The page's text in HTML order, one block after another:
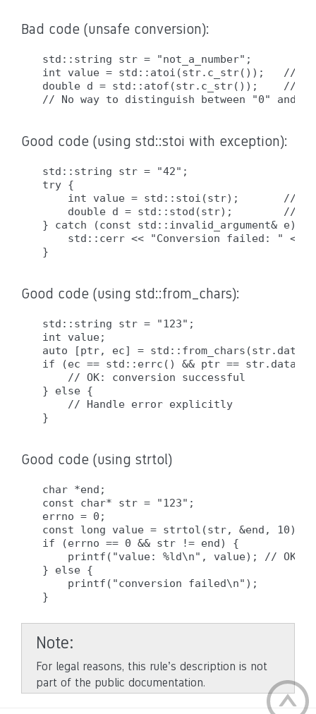
Bad code (unsafe conversion):
std::string str = "not_a_number";
int value = std::atoi(str.c_str());   //
double d = std::atof(str.c_str());    //
Good code (using std::stoi with exception):
std::string str = "42";
try {
int value = std::stoi(str);       //
double d = std::stod(str);        //
} catch (const std::invalid_argument& e) {
std::cerr << "Conversion failed: " <<
Good code (using std::from_chars):
std::string str = "123";
int value;
auto [ptr, ec] =
if (ec == std::errc() && ptr ==
    // OK: conversion successful
} else {
    // Handle error explicitly
Good code (using strtol)
char *end;
const char* str = "123";
errno = 0;
const long value = strtol(str, &end, 10);
if (errno == 0 && str != end) {
printf("value: %ld\n", value); // OK:
} else {
    printf("conversion failed\n");
Note
For legal reasons, this rule’s description is not
part of the public documentation.